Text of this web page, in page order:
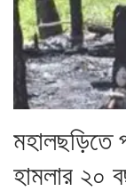
মহালছড়িতে
হামলার ২০